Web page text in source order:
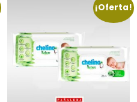
¡Oferta!